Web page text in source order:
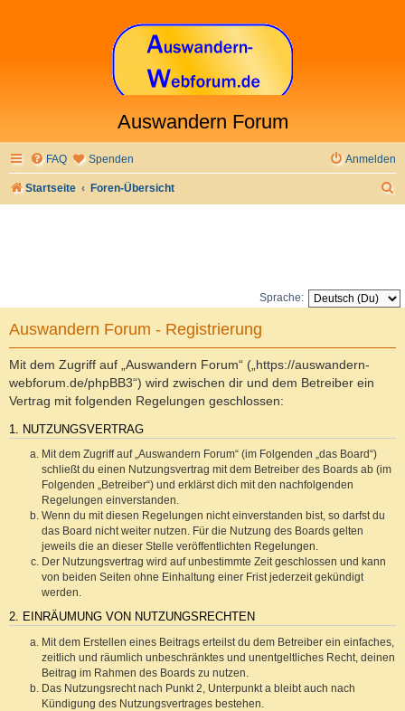
Auswandern Forum
FAQ Spenden Anmelden
Startseite Foren-Übersicht
Sprache:
Auswandern Forum - Registrierung
Mit dem Zugriff auf „Auswandern Forum“ („https://auswandern-
webforum.de/phpBB3“) wird zwischen dir und dem Betreiber ein
Vertrag mit folgenden Regelungen geschlossen:
1. NUTZUNGSVERTRAG
Mit dem Zugriff auf „Auswandern Forum“ (im Folgenden „das Board“)
schließt du einen Nutzungsvertrag mit dem Betreiber des Boards ab (im
Folgenden „Betreiber“) und erklärst dich mit den nachfolgenden
Regelungen einverstanden.
Wenn du mit diesen Regelungen nicht einverstanden bist, so darfst du
das Board nicht weiter nutzen. Für die Nutzung des Boards gelten
jeweils die an dieser Stelle veröffentlichten Regelungen.
Der Nutzungsvertrag wird auf unbestimmte Zeit geschlossen und kann
von beiden Seiten ohne Einhaltung einer Frist jederzeit gekündigt
werden.
2. EINRÄUMUNG VON NUTZUNGSRECHTEN
Mit dem Erstellen eines Beitrags erteilst du dem Betreiber ein einfaches,
zeitlich und räumlich unbeschränktes und unentgeltliches Recht, deinen
Beitrag im Rahmen des Boards zu nutzen.
Das Nutzungsrecht nach Punkt 2, Unterpunkt a bleibt auch nach
Kündigung des Nutzungsvertrages bestehen.